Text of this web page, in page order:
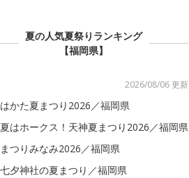
夏の人気夏祭りランキング
【福岡県】
2026/08/06 更新
はかた夏まつり2026／福岡県
夏はホークス！天神夏まつり2026／福岡県
まつりみなみ2026／福岡県
七夕神社の夏まつり／福岡県